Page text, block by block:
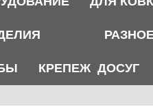
КРЕПЕЖ ДОСУГ